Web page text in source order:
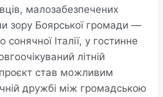
малозабезпечених
зору Боярської громади —
Італії, у гостинне
літній
став можливим
дружбі між громадською